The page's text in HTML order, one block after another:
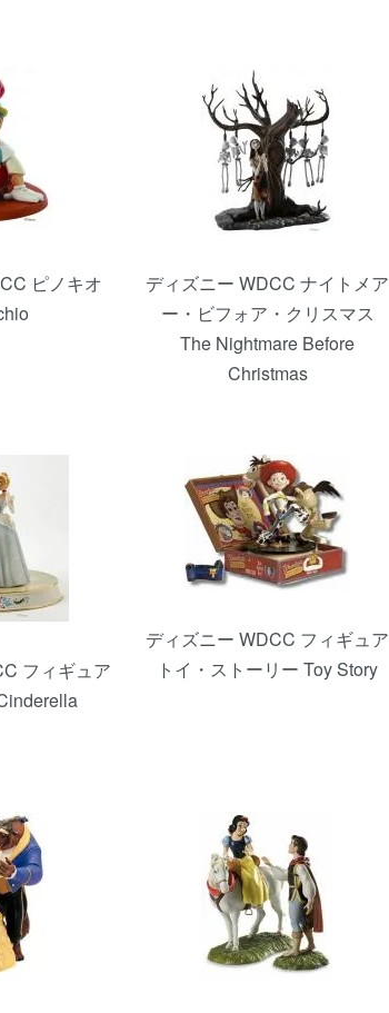
ピノキオ
ディズニー WDCC ナイトメア
ー・ビフォア・クリスマス
The Nightmare Before
Christmas
フィギュア
ディズニー WDCC フィギュア
トイ・ストーリー Toy Story